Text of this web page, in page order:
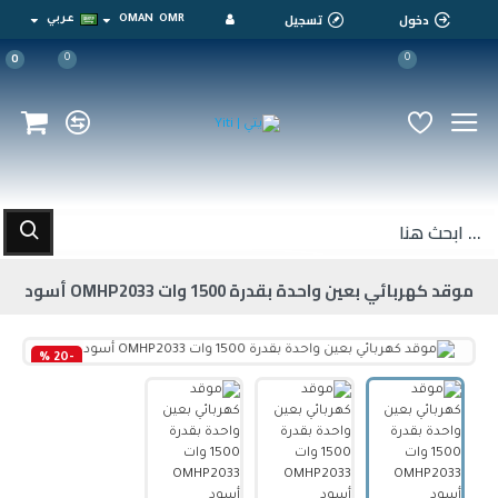
دخول تسجيل OMR
OMAN عربي
0
0
0
موقد كهربائي بعين واحدة بقدرة 1500 وات OMHP2033 أسود
-20 %